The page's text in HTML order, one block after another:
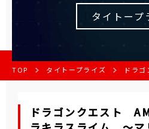
タイトープ
TOP タイトープライズ ドラ
ドラゴンクエスト